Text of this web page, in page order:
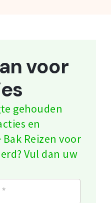
voor
gehouden
en
Reizen voor
Vul dan uw